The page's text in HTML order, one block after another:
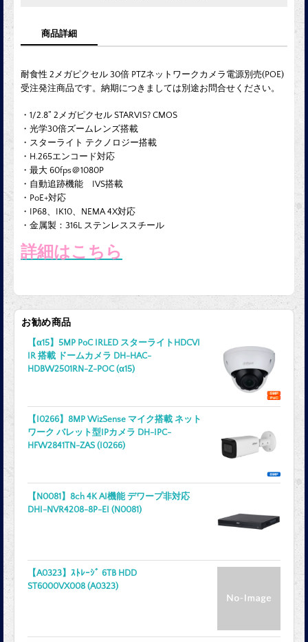
商品詳細
耐食性 2メガピクセル 30倍 PTZネットワークカメラ電源別売(POE)
受注発注商品です。納期につきましては別途お問合せください。
・1/2.8” 2メガピクセル STARVIS? CMOS
・光学30倍ズームレンズ搭載
・スターライト テクノロジー搭載
・H.265エンコード対応
・最大 60fps＠1080P
・自動追跡機能 IVS搭載
・PoE+対応
・IP68、IK10、NEMA 4X対応
・金属製：316L ステンレススチール
詳細はこちら
お勧め商品
【α15】5MP PoC IRLED スターライトHDCVI
IR 搭載 ドームカメラ DH-HAC-
HDBW2501RN-Z-POC (α15)
【I0266】8MP WizSense マイク搭載 ネット
ワーク バレット型IPカメラ DH-IPC-
HFW2841TN-ZAS (I0266)
【N0081】8ch 4K AI機能 デワープ非対応
DHI-NVR4208-8P-EI (N0081)
【A0323】ｽﾄﾚｰｼﾞ 6TB HDD
ST6000VX008 (A0323)